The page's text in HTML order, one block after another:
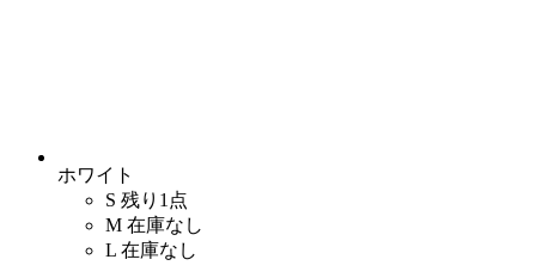
ホワイト
S 残り1点
M 在庫なし
L 在庫なし